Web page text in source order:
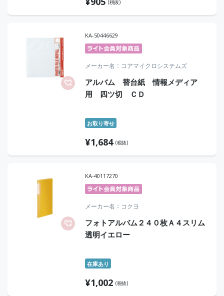
(税抜)
KA-50446629
メーカー名 コアマイクロシステムズ
アルバム 替台紙 情報メディア
用 四ツ切 ＣＤ
お取り寄せ
¥1,684 (税抜)
KA-40117270
メーカー名 コクヨ
フォトアルバム２４０枚Ａ４スリム
透明イエロー
在庫あり
¥1,002 (税抜)